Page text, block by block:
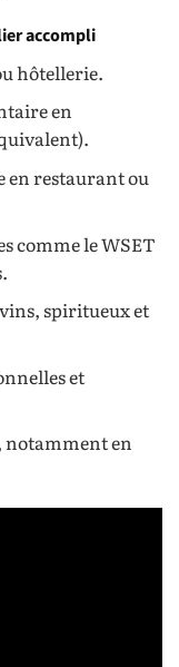
accompli
hôtellerie.
en
en restaurant ou
comme le WSET
spiritueux et
et
notamment en